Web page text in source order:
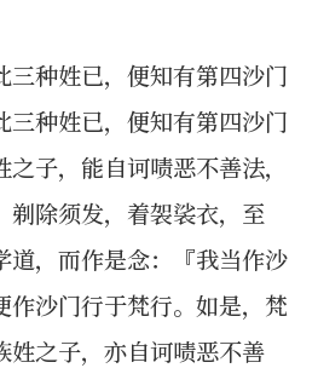
三种姓已，便知有第四沙门
三种姓已，便知有第四沙门
子，能自诃啧恶不善法，
剃除须发，着袈裟衣，至
道，而作是念：『我当作沙
作沙门行于梵行。如是，梵
姓之子，亦自诃啧恶不善